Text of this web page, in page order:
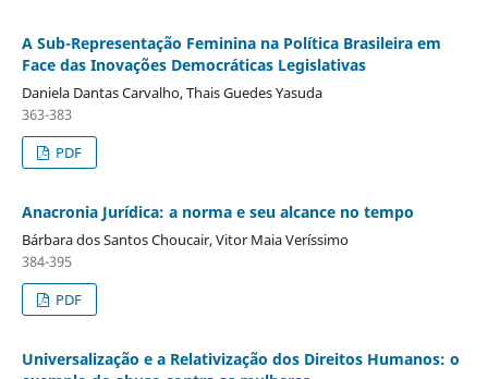
A Sub-Representação Feminina na Política Brasileira em
Face das Inovações Democráticas Legislativas
Daniela Dantas Carvalho, Thais Guedes Yasuda
363-383
PDF
Anacronia Jurídica: a norma e seu alcance no tempo
Bárbara dos Santos Choucair, Vitor Maia Veríssimo
384-395
PDF
Universalização e a Relativização dos Direitos Humanos: o